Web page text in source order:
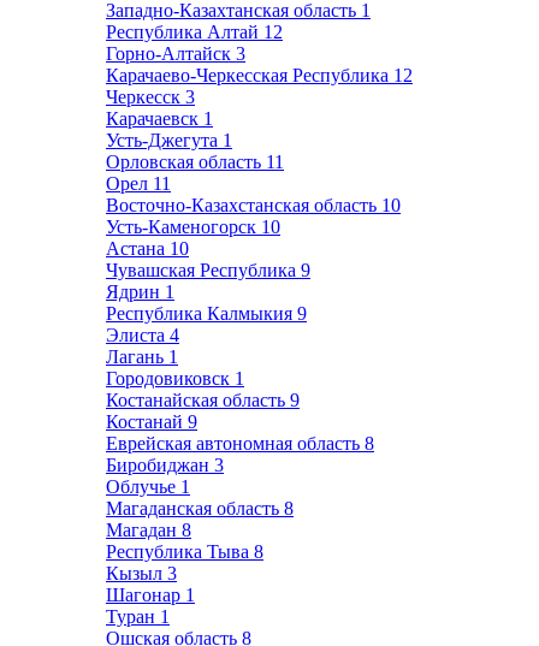
Западно-Казахтанская область 1
Республика Алтай 12
Горно-Алтайск 3
Карачаево-Черкесская Республика 12
Черкесск 3
Карачаевск 1
Усть-Джегута 1
Орловская область 11
Орел 11
Восточно-Казахстанская область 10
Усть-Каменогорск 10
Астана 10
Чувашская Республика 9
Ядрин 1
Республика Калмыкия 9
Элиста 4
Лагань 1
Городовиковск 1
Костанайская область 9
Костанай 9
Еврейская автономная область 8
Биробиджан 3
Облучье 1
Магаданская область 8
Магадан 8
Республика Тыва 8
Кызыл 3
Шагонар 1
Туран 1
Ошская область 8